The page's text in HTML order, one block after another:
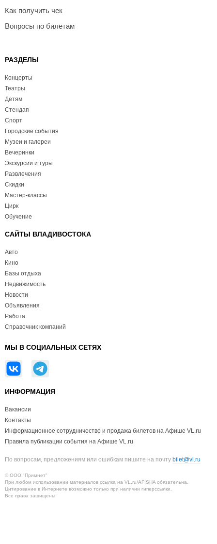
Как получить чек
Вопросы по билетам
РАЗДЕЛЫ
Концерты
Театры
Детям
Стендап
Спорт
Городские события
Музеи и галереи
Вечеринки
Экскурсии и туры
Развлечения
Скидки
Мастер-классы
Цирк
Обучение
САЙТЫ ВЛАДИВОСТОКА
Авто
Кино
Базы отдыха
Недвижимость
Новости
Объявления
Работа
Справочник компаний
МЫ В СОЦИАЛЬНЫХ СЕТЯХ
ИНФОРМАЦИЯ
Вакансии
Контакты
Информационное сотрудничество и продажа билетов на Афише VL.ru
Правила публикации события на Афише VL.ru
По вопросам, предложениям или ошибкам пишите на почту bilet@vl.ru
© ООО "Примнет"
При любом использовании материалов ссылка на VL.ru/AFISHA обязательна.
Цитирование в Интернете возможно только при наличии гиперссылки.
Все права защищены.